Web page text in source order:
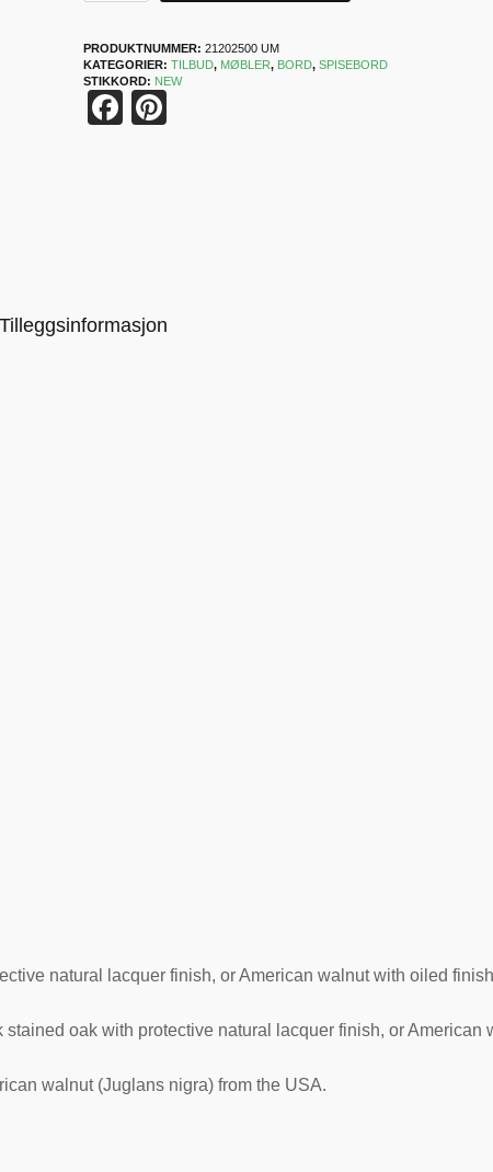
PRODUKTNUMMER:21202500 UM
KATEGORIER:TILBUD, MØBLER, BORD,SPISEBORD
STIKKORD: NEW
Facebook
Tilleggsinformasjon
natural lacquer finish, or American walnut with oiled
oak with protective natural lacquer finish, or American
walnut (Juglans nigra) from the USA.